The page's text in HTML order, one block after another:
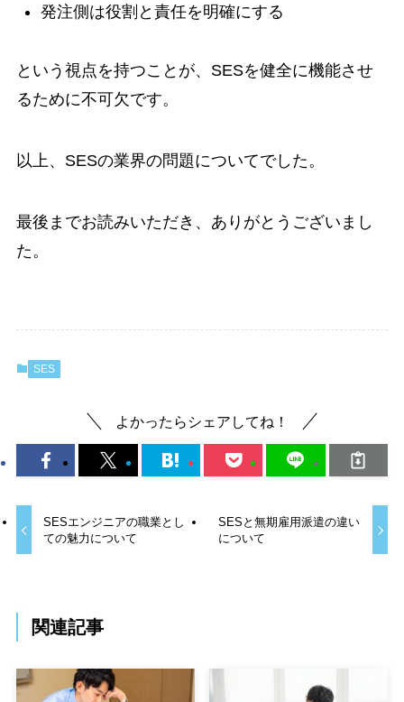
発注側は役割と責任を明確にする
という視点を持つことが、SESを健全に機能させ
るために不可欠です。
以上、SESの業界の問題についてでした。
最後までお読みいただき、ありがとうございまし
た。
SES
よかったらシェアしてね！
SESエンジニアの職業とし
ての魅力について
SESと無期雇用派遣の違い
について
関連記事